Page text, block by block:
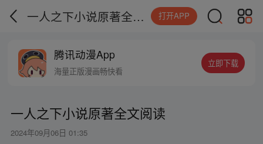
一人之下小说原著全文阅读 打开APP
腾讯动漫App
海量正版漫画畅快看
立即下载
一人之下小说原著全文阅读
2024年09月06日 01:35